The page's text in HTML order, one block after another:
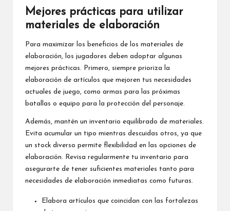
Mejores prácticas para utilizar
materiales de elaboración
Para maximizar los beneficios de los materiales de
elaboración, los jugadores deben adoptar algunas
mejores prácticas. Primero, siempre prioriza la
elaboración de artículos que mejoren tus necesidades
actuales de juego, como armas para las próximas
batallas o equipo para la protección del personaje.
Además, mantén un inventario equilibrado de materiales.
Evita acumular un tipo mientras descuidas otros, ya que
un stock diverso permite flexibilidad en las opciones de
elaboración. Revisa regularmente tu inventario para
asegurarte de tener suficientes materiales tanto para
necesidades de elaboración inmediatas como futuras.
Elabora artículos que coincidan con las fortalezas